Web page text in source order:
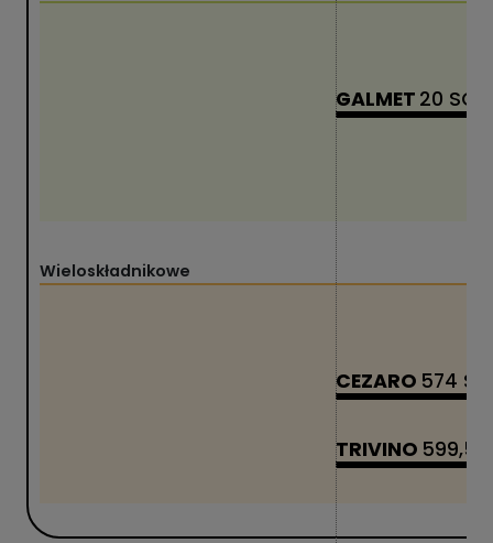
GALMET 20 SG
Wieloskładnikowe
CEZARO 574 SC
TRIVINO 599,5